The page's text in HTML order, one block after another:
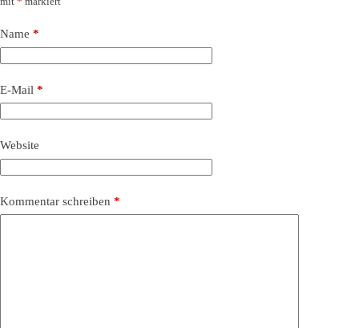
Name *
E-Mail *
Website
Kommentar schreiben *